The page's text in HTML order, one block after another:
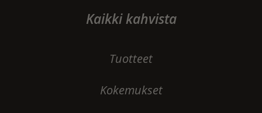
Kaikki kahvista
Tuotteet
Kokemukset